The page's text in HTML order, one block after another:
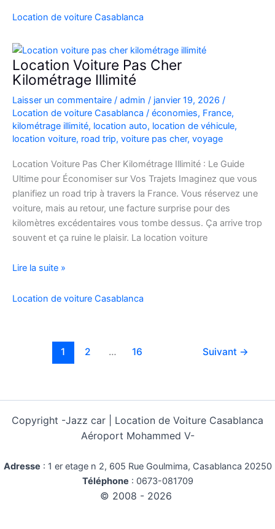
voiture
au
Maroc
pour
explorer
l’Atlas
et
le
Location de voiture Casablanca
Location Voiture Pas Cher
Kilométrage Illimité
Laisser un commentaire / admin / janvier 19, 2026 /
Location de voiture Casablanca / économies, France,
kilométrage illimité, location auto, location de véhicule,
location voiture, road trip, voiture pas cher, voyage
Location Voiture Pas Cher Kilométrage Illimité : Le Guide
Ultime pour Économiser sur Vos Trajets Imaginez que vous
planifiez un road trip à travers la France. Vous réservez une
voiture, mais au retour, une facture surprise pour des
kilomètres excédentaires vous tombe dessus. Ça arrive trop
souvent et ça ruine le plaisir. La location voiture
Location
Pas
Lire la suite »
Location de voiture Casablanca
1 2 … 16 Suivant →
Copyright -Jazz car | Location de Voiture Casablanca
Aéroport Mohammed V-
Adresse : 1 er etage n 2, 605 Rue Goulmima, Casablanca 20250
Téléphone : 0673-081709
© 2008 - 2026